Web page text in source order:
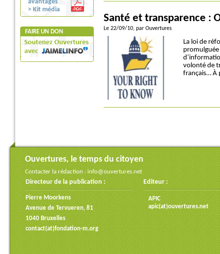
avantages
> Kit média
FAIRE UN DON
Santé et transparence :
Le 22/09/10, par Ouvertures
La loi de
volonté de
français… À
Ouvertures, le temps du citoyen
Contacter la rédaction : info@ouvertures.net
Directeur de la publication :
Pierre Moorkens
Avenue de Tervueren, 81
1040 Bruxelles
contact(at)fondation-m.org
Editeur :
APIC
apic(at)ouvertures.net